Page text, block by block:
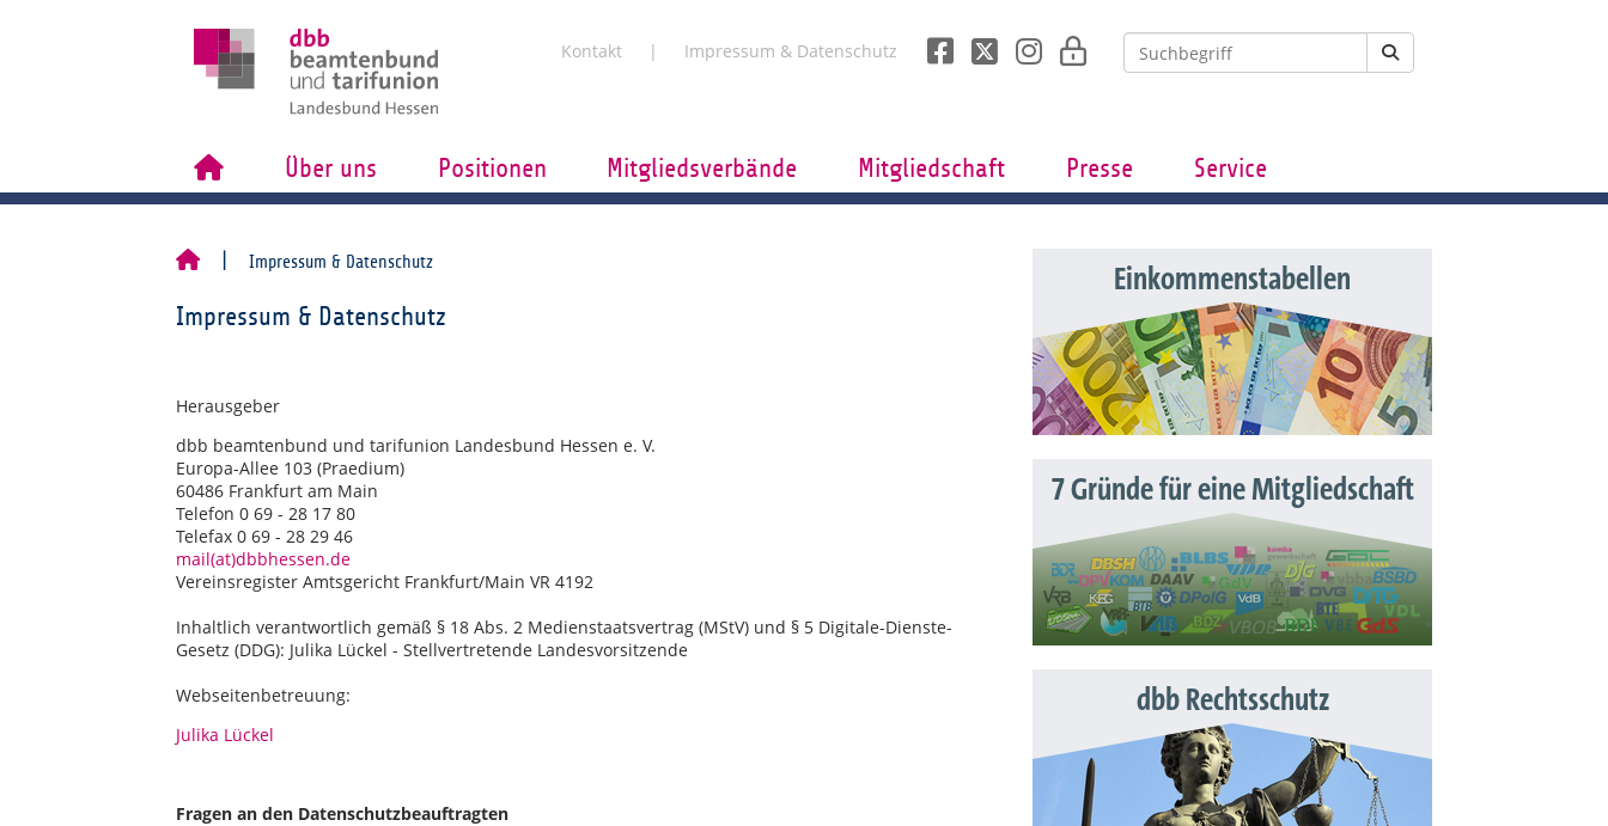
Kontakt Impressum & Datenschutz
Über uns Positionen Mitgliedsverbände Mitgliedschaft Presse Service
Impressum & Datenschutz
Impressum & Datenschutz
Herausgeber
dbb beamtenbund und tarifunion Landesbund Hessen e. V.
Europa-Allee 103 (Praedium)
60486 Frankfurt am Main
Telefon 0 69 - 28 17 80
Telefax 0 69 - 28 29 46
mail(at)dbbhessen.de
Vereinsregister Amtsgericht Frankfurt/Main VR 4192
Inhaltlich verantwortlich gemäß § 18 Abs. 2 Medienstaatsvertrag (MStV) und § 5 Digitale-Dienste-
Gesetz (DDG): Julika Lückel - Stellvertretende Landesvorsitzende
Webseitenbetreuung:
Julika Lückel
Fragen an den Datenschutzbeauftragten
Einkommenstabellen
7 Gründe für eine Mitgliedschaft
dbb Rechtsschutz